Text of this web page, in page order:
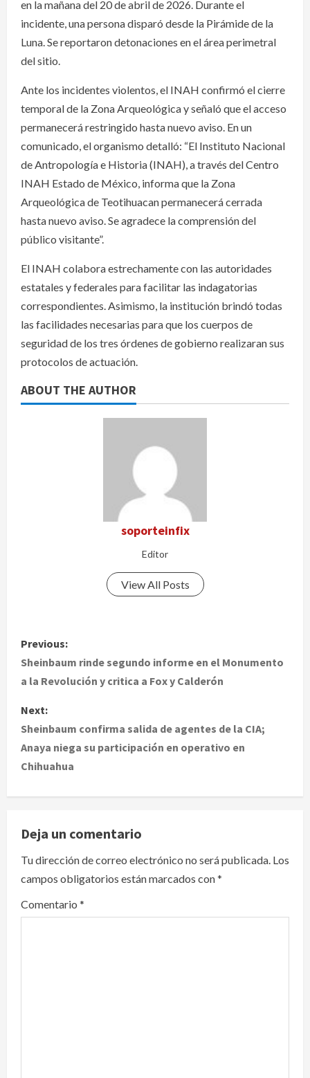
en la mañana del 20 de abril de 2026. Durante el
incidente, una persona disparó desde la Pirámide de la
Luna. Se reportaron detonaciones en el área perimetral
del sitio.
Ante los incidentes violentos, el INAH confirmó el cierre
temporal de la Zona Arqueológica y señaló que el acceso
permanecerá restringido hasta nuevo aviso. En un
comunicado, el organismo detalló: “El Instituto Nacional
de Antropología e Historia (INAH), a través del Centro
INAH Estado de México, informa que la Zona
Arqueológica de Teotihuacan permanecerá cerrada
hasta nuevo aviso. Se agradece la comprensión del
público visitante”.
El INAH colabora estrechamente con las autoridades
estatales y federales para facilitar las indagatorias
correspondientes. Asimismo, la institución brindó todas
las facilidades necesarias para que los cuerpos de
seguridad de los tres órdenes de gobierno realizaran sus
protocolos de actuación.
ABOUT THE AUTHOR
soporteinfix
Editor
View All Posts
P
o
t
n
i
g
a
Previous:
Sheinbaum rinde segundo informe en el Monumento
a la Revolución y critica a Fox y Calderón
Next:
Sheinbaum confirma salida de agentes de la CIA;
Anaya niega su participación en operativo en
Chihuahua
Deja un comentario
Tu dirección de correo electrónico no será publicada. Los
campos obligatorios están marcados con*
Comentario *